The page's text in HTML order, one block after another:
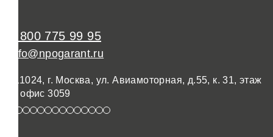
8 800 775 99 95
info@npogarant.ru
111024, г. Москва, ул. Авиамоторная, д.55, к. 31, этаж
3, офис 3059